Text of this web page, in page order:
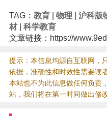
TAG： 教育| 物理 沪科版
材| 科学教育
文章链接：https://
提示：本信息均源自互联网，
依据，准确性和时效性需要读
本站也不为此信息做任何负责
站，我们将在第一时间做出修